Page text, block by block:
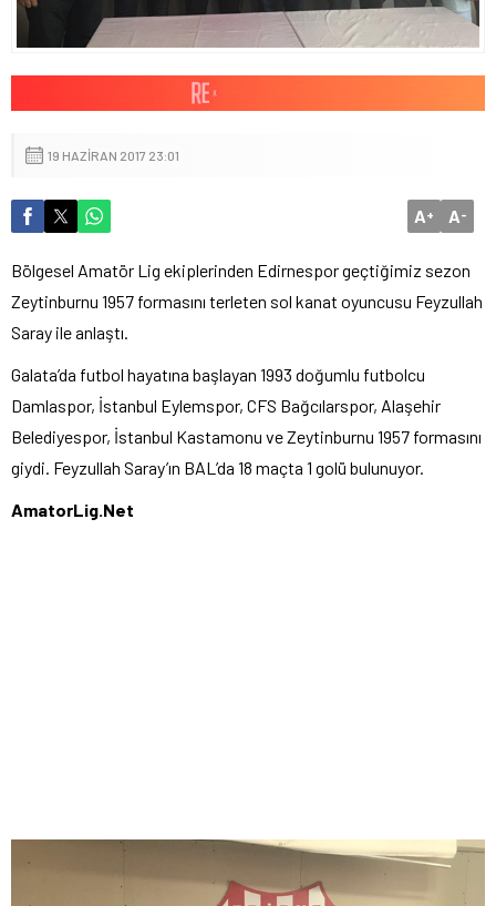
19 HAZIRAN 2017 23:01
A+ A-
Bölgesel Amatör Lig ekiplerinden Edirnespor geçtiğimiz sezon
Zeytinburnu 1957 formasını terleten sol kanat oyuncusu Feyzullah
Saray ile anlaştı.
Galata’da futbol hayatına başlayan 1993 doğumlu futbolcu
Damlaspor, İstanbul Eylemspor, CFS Bağcılarspor, Alaşehir
Belediyespor, İstanbul Kastamonu ve Zeytinburnu 1957 formasını
giydi. Feyzullah Saray’ın BAL’da 18 maçta 1 golü bulunuyor.
AmatorLig.Net